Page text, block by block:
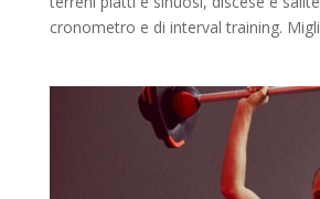
cronometro e di interval training.